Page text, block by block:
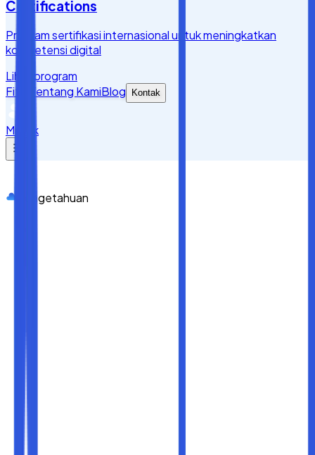
Certifications
Program sertifikasi internasional untuk meningkatkan
kompetensi digital
Lihat program
Fitur
Tentang KamiBlog Kontak
Masuk
Pengetahuan